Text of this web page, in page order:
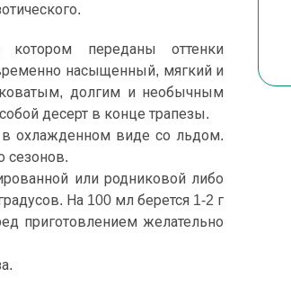
переданы оттенки
насыщенный, мягкий и
долгим и необычным
десерт в конце трапезы.
в охлажденном виде со льдом.
сезонов.
или родниковой либо
На 100 мл берется 1-2 г
приготовлением желательно